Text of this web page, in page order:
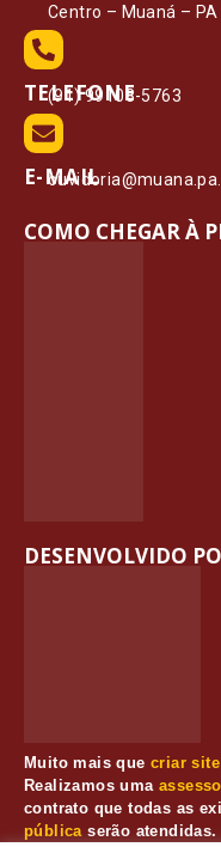
Centro – Muaná –
TELEFONE
(91) 99108-5763
E-MAIL
COMO CHEGAR À
Muito mais quecriar site
Realizamos uma
contrato que todas as
públicaserão atendidas.
DESENVOLVIDO